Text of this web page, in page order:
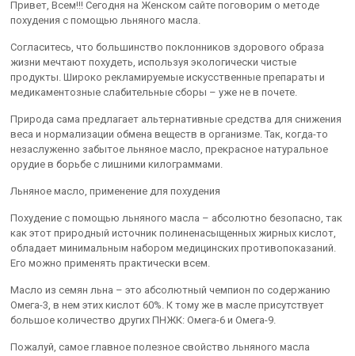
Привет, Всем!!! Сегодня на Женском сайте поговорим о методе
похудения с помощью льняного масла.
Согласитесь, что большинство поклонников здорового образа
жизни мечтают похудеть, используя экологически чистые
продукты. Широко рекламируемые искусственные препараты и
медикаментозные слабительные сборы – уже не в почете.
Природа сама предлагает альтернативные средства для снижения
веса и нормализации обмена веществ в организме. Так, когда-то
незаслуженно забытое льняное масло, прекрасное натуральное
орудие в борьбе с лишними килограммами.
Льняное масло, применение для похудения
Похудение с помощью льняного масла – абсолютно безопасно, так
как этот природный источник полиненасыщенных жирных кислот,
обладает минимальным набором медицинских противопоказаний.
Его можно применять практически всем.
Масло из семян льна – это абсолютный чемпион по содержанию
Омега-3, в нем этих кислот 60%. К тому же в масле присутствует
большое количество других ПНЖК: Омега-6 и Омега-9.
Пожалуй, самое главное полезное свойство льняного масла